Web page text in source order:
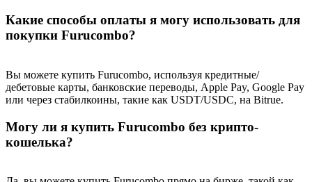
Trade Gold & Silver · 33,333 USDT Bonus
USDT New User Exclusive 10% APR
Какие способы оплаты я могу использовать для
покупки Furucombo?
Вы можете купить Furucombo, используя кредитные/
дебетовые карты, банковские переводы, Apple Pay, Google Pay
или через стабилкоины, такие как USDT/USDC, на Bitrue.
Могу ли я купить Furucombo без крипто-
кошелька?